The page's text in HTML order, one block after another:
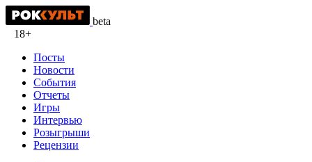
beta
18+
Посты
Новости
События
Отчеты
Игры
Интервью
Розыгрыши
Рецензии